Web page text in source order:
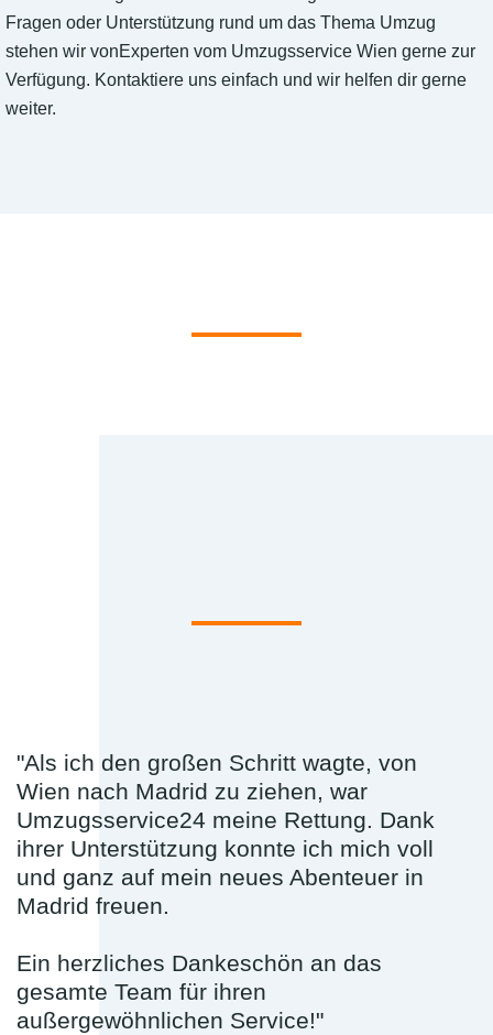
Fragen oder Unterstützung rund um das Thema Umzug
stehen wir vonExperten vom Umzugsservice Wien gerne zur
Verfügung. Kontaktiere uns einfach und wir helfen dir gerne
weiter.
"Als ich den großen Schritt wagte, von
Wien nach Madrid zu ziehen, war
Umzugsservice24 meine Rettung. Dank
ihrer Unterstützung konnte ich mich voll
und ganz auf mein neues Abenteuer in
Madrid freuen.
Ein herzliches Dankeschön an das
gesamte Team für ihren
außergewöhnlichen Service!"